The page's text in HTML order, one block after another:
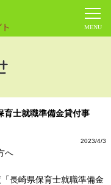
育士就職準備金貸付事
2023/4/3
へ
長崎県保育士就職準備金